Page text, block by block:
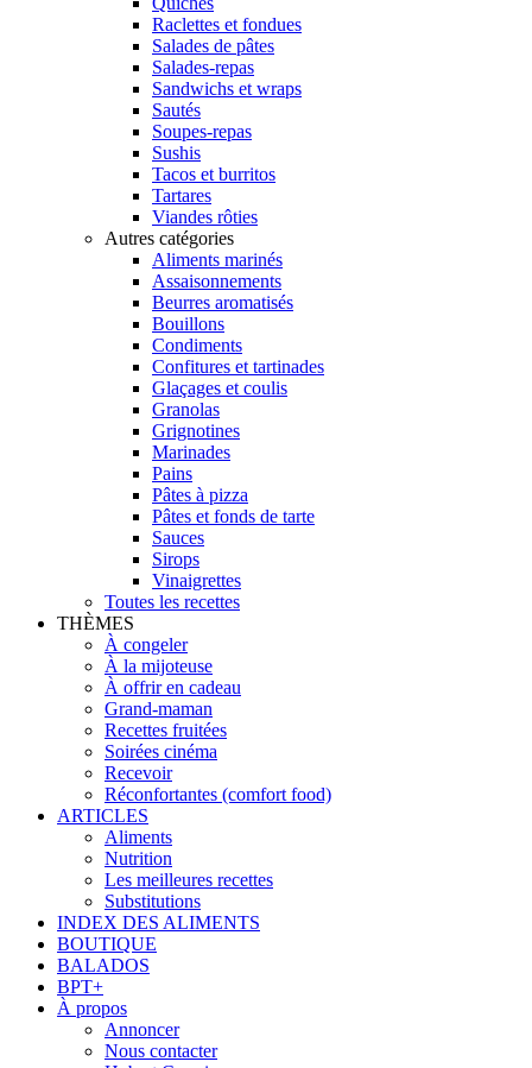
Raclettes et fondues
Salades de pâtes
Salades-repas
Sandwichs et wraps
Sautés
Soupes-repas
Sushis
Tacos et burritos
Tartares
Viandes rôties
Autres catégories
Aliments marinés
Assaisonnements
Beurres aromatisés
Bouillons
Condiments
Confitures et tartinades
Glaçages et coulis
Granolas
Grignotines
Marinades
Pains
Pâtes à pizza
Pâtes et fonds de tarte
Sauces
Sirops
Vinaigrettes
Toutes les recettes
THÈMES
À congeler
À la mijoteuse
À offrir en cadeau
Grand-maman
Recettes fruitées
Soirées cinéma
Recevoir
Réconfortantes (comfort food)
ARTICLES
Aliments
Nutrition
Les meilleures recettes
Substitutions
INDEX DES ALIMENTS
BOUTIQUE
BALADOS
BPT+
À propos
Annoncer
Nous contacter